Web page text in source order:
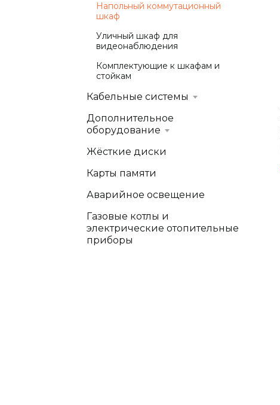
Напольный коммутационный
шкаф
Уличный шкаф для
видеонаблюдения
Комплектующие к шкафам и
стойкам
Кабельные системы
Дополнительное
оборудование
Жёсткие диски
Карты памяти
Аварийное освещение
Газовые котлы и
электрические отопительные
приборы